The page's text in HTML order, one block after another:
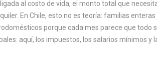
al costo de vida, el monto total que
. En Chile, esto no es teoría: familias
porque cada mes parece que todo
aquí, los impuestos, los salarios mínimos